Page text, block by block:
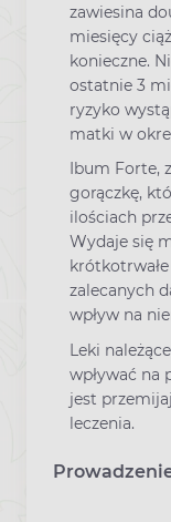
zawiesina
miesięcy
konieczne.
ostatnie 3
ryzyko
matki w
Ibum Forte,
gorączkę,
ilościach
Wydaje się
zalecanych
wpływ na
Leki
wpływać na
jest
leczenia.